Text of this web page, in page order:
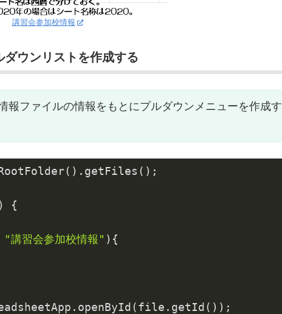
講習会参加校情報
ウンリストを作成する
報ファイルの情報をもとにプルダウンメニューを作成す
{
"講習会参加校情報" ){